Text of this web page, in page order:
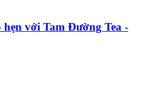
hẹn với Tam Đường Tea -